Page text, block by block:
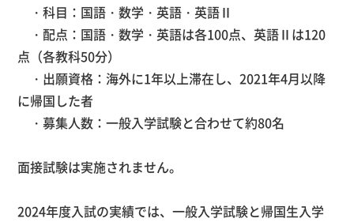
・科目：国語・数学・英語・英語Ⅱ
・配点：国語・数学・英語は各100点、英語Ⅱは120
点（各教科50分）
・出願資格：海外に1年以上滞在し、2021年4月以降
に帰国した者
・募集人数：一般入学試験と合わせて約80名
面接試験は実施されません。
2024年度入試の実績では、一般入学試験と帰国生入学